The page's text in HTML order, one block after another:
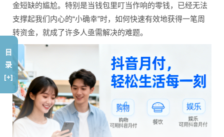
金短缺的尴尬。特别是当钱包里叮当作响的零钱，已经无法
支撑起我们内心的“小确幸”时，如何快速有效地获得一笔周
转资金，就成了许多人亟需解决的难题。
目
录
[+]